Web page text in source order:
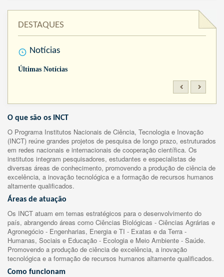
DESTAQUES
Notícias
Últimas Notícias
O que são os INCT
O Programa Institutos Nacionais de Ciência, Tecnologia e Inovação
(INCT) reúne grandes projetos de pesquisa de longo prazo, estruturados
em redes nacionais e internacionais de cooperação científica. Os
institutos integram pesquisadores, estudantes e especialistas de
diversas áreas de conhecimento, promovendo a produção de ciência de
excelência, a inovação tecnológica e a formação de recursos humanos
altamente qualificados.
Áreas de atuação
Os INCT atuam em temas estratégicos para o desenvolvimento do
país, abrangendo áreas como Ciências Biológicas - Ciências Agrárias e
Agronegócio - Engenharias, Energia e TI - Exatas e da Terra -
Humanas, Sociais e Educação - Ecologia e Meio Ambiente - Saúde.
Promovendo a produção de ciência de excelência, a inovação
tecnológica e a formação de recursos humanos altamente qualificados.
Como funcionam